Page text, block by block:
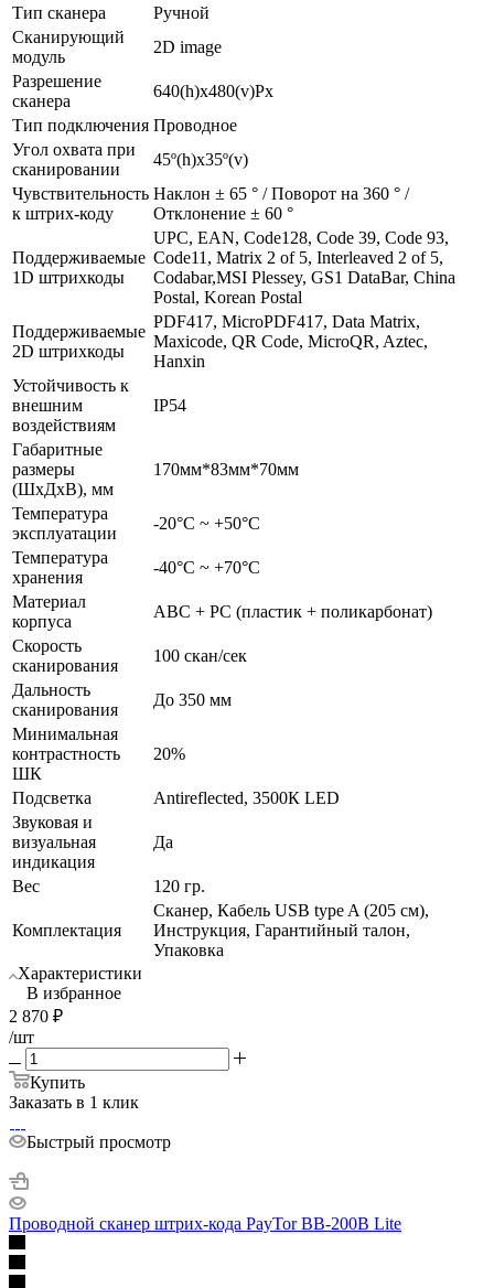
Тип сканера
Ручной
Сканирующий
модуль
2D image
Разрешение
сканера
640(h)х480(v)Px
Тип подключения Проводное
Угол охвата при
сканировании
45º(h)x35º(v)
Чувствительность
к штрих-коду
Наклон ± 65 ° / Поворот на 360 ° /
Отклонение ± 60 °
Поддерживаемые
1D штрихкоды
UPC, EAN, Code128, Code 39, Code 93,
Code11, Matrix 2 of 5, Interleaved 2 of 5,
Codabar,MSI Plessey, GS1 DataBar, China
Postal, Korean Postal
Поддерживаемые
2D штрихкоды
PDF417, MicroPDF417, Data Matrix,
Maxicode, QR Code, MicroQR, Aztec,
Hanxin
Устойчивость к
внешним
воздействиям
IP54
Габаритные
размеры
(ШхДхВ), мм
170мм*83мм*70мм
Температура
эксплуатации
-20°С ~ +50°С
Температура
хранения
-40°С ~ +70°С
Материал
корпуса
ABC + PC (пластик + поликарбонат)
Скорость
сканирования
100 скан/сек
Дальность
сканирования
До 350 мм
Минимальная
контрастность
ШК
20%
Подсветка
Antireflected, 3500К LED
Звуковая и
визуальная
индикация
Да
Вес 120 гр.
Комплектация
Сканер, Кабель USB type A (205 см),
Инструкция, Гарантийный талон,
Упаковка
Характеристики
В избранное
2 870 ₽
/шт
Купить
Заказать в 1 клик
Быстрый просмотр
Проводной сканер штрих-кода PayTor BB-200B Lite